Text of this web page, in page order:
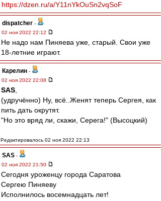
https://dzen.ru/a/Y11nYkOuSn2vqSoF
dispatcher -
02 ноя 2022 22:12
Не надо нам Пиняева уже, старый. Свои уже
18-летние играют.
Карелин -
02 ноя 2022 22:08
SAS
(удручённо) Ну, всё..Женят теперь Сергея, как
пить дать окрутят.
"Но это вряд ли, скажи, Серега!" (Высоцкий)
Редактировалось 02 ноя 2022 22:13
SAS -
02 ноя 2022 21:50
Сегодня уроженцу города Саратова
Сергею Пиняеву
Исполнилось восемнадцать лет!